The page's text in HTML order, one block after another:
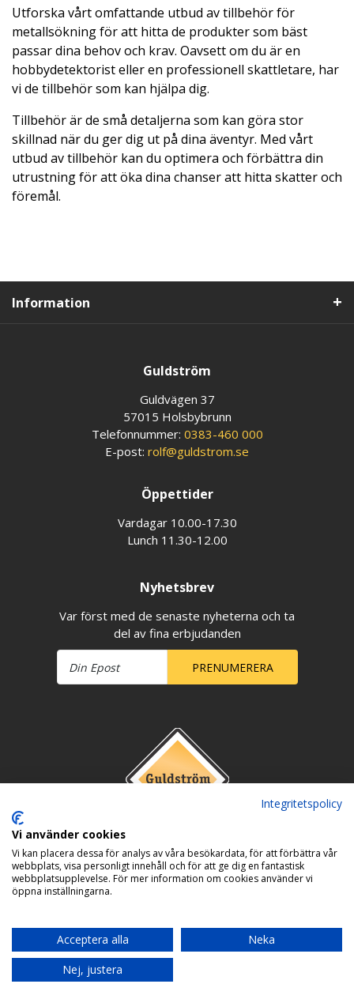
Utforska vårt omfattande utbud av tillbehör för
metallsökning för att hitta de produkter som bäst
passar dina behov och krav. Oavsett om du är en
hobbydetektorist eller en professionell skattletare, har
vi de tillbehör som kan hjälpa dig.
Tillbehör är de små detaljerna som kan göra stor
skillnad när du ger dig ut på dina äventyr. Med vårt
utbud av tillbehör kan du optimera och förbättra din
utrustning för att öka dina chanser att hitta skatter och
föremål.
Information
Guldström
Guldvägen 37
57015 Holsbybrunn
Telefonnummer: 0383-460 000
E-post: rolf@guldstrom.se
Öppettider
Vardagar 10.00-17.30
Lunch 11.30-12.00
Nyhetsbrev
Var först med de senaste nyheterna och ta
del av fina erbjudanden
PRENUMERERA
Copyright © 2026 Guldström
Integritetspolicy
Vi använder cookies
Vi kan placera dessa för analys av våra besökardata, för att förbättra vår
webbplats, visa personligt innehåll och för att ge dig en fantastisk
webbplatsupplevelse. För mer information om cookies använder vi
öppna inställningarna.
Acceptera alla
Neka
Nej, justera